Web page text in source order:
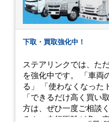
下取・買取強化中！
ステアリンクでは、た
を強化中です。 「車両の入れ替えを検討してい
る」 「使わなくなった
「できるだけ高く買い取って
方は、ぜひ一度ご相談ください。
ろん、走行距離が多い